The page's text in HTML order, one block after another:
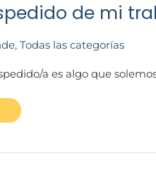
de mi
, Todas las categorías
a es algo que